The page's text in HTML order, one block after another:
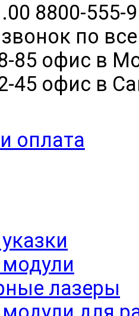
8800-555-
по
85 офис в
45 офис в
оплата
лазеры